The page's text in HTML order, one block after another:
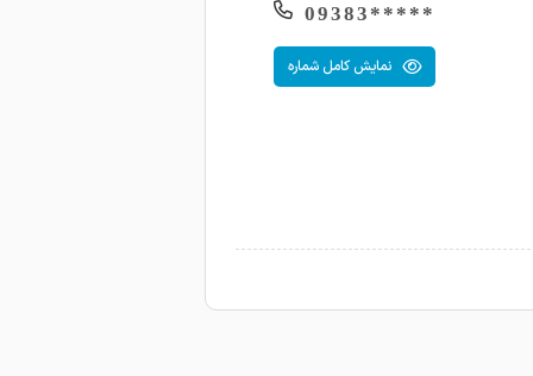
*****09383
نمایش کامل شماره